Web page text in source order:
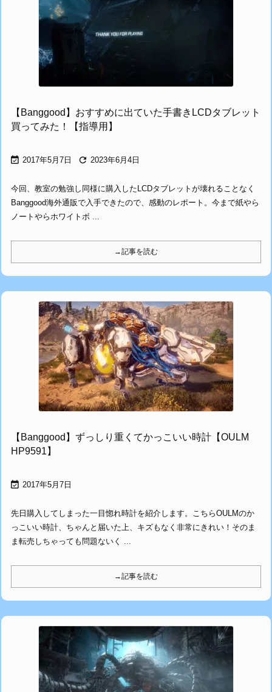
【Banggood】おすすめに出ていた手書きLCDタブレット
買ってみた！【指導用】
 2017年5月7日  2023年6月4日
今回、教室の勉強し同様に購入したLCDタブレットが壊れることなく
Banggood海外通販で入手できたので、感動のレポート。今まで紙やら
ノートやらホワイトボ ...
→記事を読む
【Banggood】ずっしり重くてかっこいい時計【OULM
HP9591】
 2017年5月7日
先日購入してしまった一目惚れ時計を紹介します。こちらOULMのか
っこいい時計、ちゃんと届いた上、キズもなく非常にきれい！そのま
ま転売しちゃっても問題ないく ...
→記事を読む